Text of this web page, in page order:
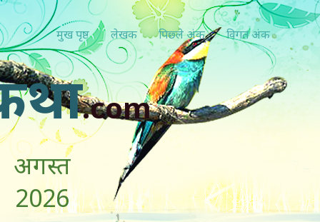
मुख पृष्ठ लेखक पिछ्ले अंक विगत अंक
.com
अगस्त
2026